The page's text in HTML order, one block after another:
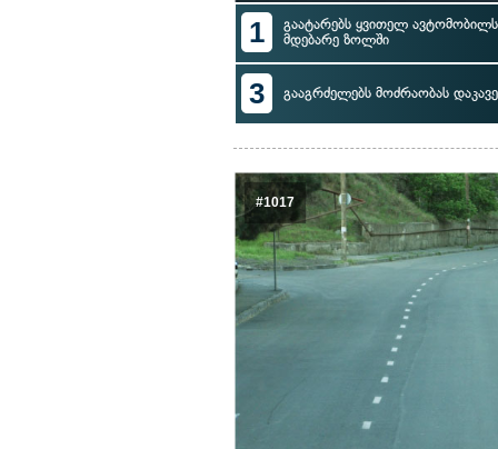
1
გაატარებს ყვითელ ავტომობილს
მდებარე ზოლში
3 გააგრძელებს მოძრაობას
#1017